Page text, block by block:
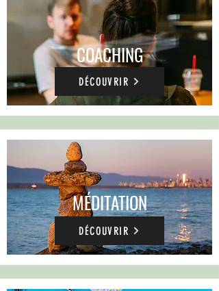
COACHING
DÉCOUVRIR
MÉDITATION
DÉCOUVRIR